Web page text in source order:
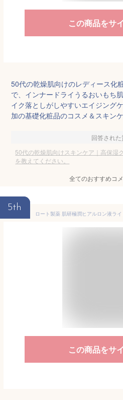
この商品をサ
50代の乾燥肌向けのレディース化
で、インナードライうるおいもち
イク落としがしやすいエイジング
加の基礎化粧品のコスメ＆スキン
回答された
50代の乾燥肌向けスキンケア｜高保湿
を教えてください。
全てのおすすめコ
5th
この商品をサ